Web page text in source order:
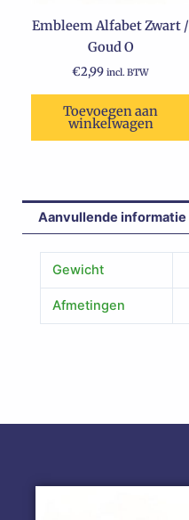
Embleem Alfabet Zwart /
Goud O
€2,99 incl. BTW
Toevoegen aan
winkelwagen
Aanvullende informatie
Gewicht
Afmetingen